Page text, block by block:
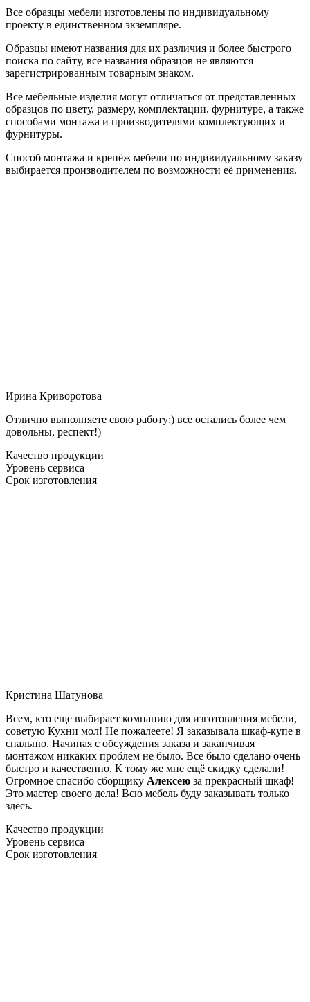
Все образцы мебели изготовлены по индивидуальному
проекту в единственном экземпляре.
Образцы имеют названия для их различия и более быстрого
поиска по сайту, все названия образцов не являются
зарегистрированным товарным знаком.
Все мебельные изделия могут отличаться от представленных
образцов по цвету, размеру, комплектации, фурнитуре, а также
способами монтажа и производителями комплектующих и
фурнитуры.
Способ монтажа и крепёж мебели по индивидуальному заказу
выбирается производителем по возможности её применения.
Ирина Криворотова
Отлично выполняете свою работу:) все остались более чем
довольны, респект!)
Качество продукции
Уровень сервиса
Срок изготовления
Кристина Шатунова
Всем, кто еще выбирает компанию для изготовления мебели,
советую Кухни мол! Не пожалеете! Я заказывала шкаф-купе в
спальню. Начиная с обсуждения заказа и заканчивая
монтажом никаких проблем не было. Все было сделано очень
быстро и качественно. К тому же мне ещё скидку сделали!
Огромное спасибо сборщику Алексею за прекрасный шкаф!
Это мастер своего дела! Всю мебель буду заказывать только
здесь.
Качество продукции
Уровень сервиса
Срок изготовления